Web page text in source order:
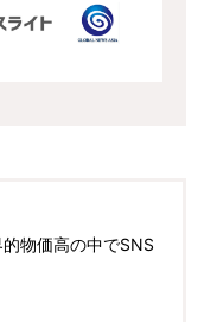
物価高の中でSNS